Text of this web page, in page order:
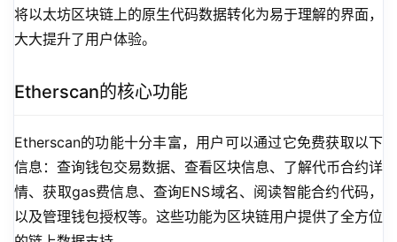
将以太坊区块链上的原生代码数据转化为易于理解的界面，
大大提升了用户体验。
Etherscan的核心功能
Etherscan的功能十分丰富，用户可以通过它免费获取以下
信息：查询钱包交易数据、查看区块信息、了解代币合约详
情、获取gas费信息、查询ENS域名、阅读智能合约代码，
以及管理钱包授权等。这些功能为区块链用户提供了全方位